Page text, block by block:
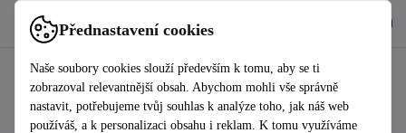
Přednastavení cookies
Naše soubory cookies slouží především k tomu, aby se ti
zobrazoval relevantnější obsah. Abychom mohli vše správně
nastavit, potřebujeme tvůj souhlas k analýze toho, jak náš web
používáš, a k personalizaci obsahu i reklam. K tomu využíváme
Používejte refurbed rychle a snadno